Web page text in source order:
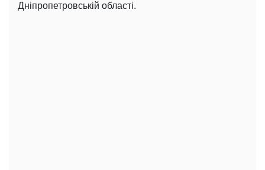
Дніпропетровській області.